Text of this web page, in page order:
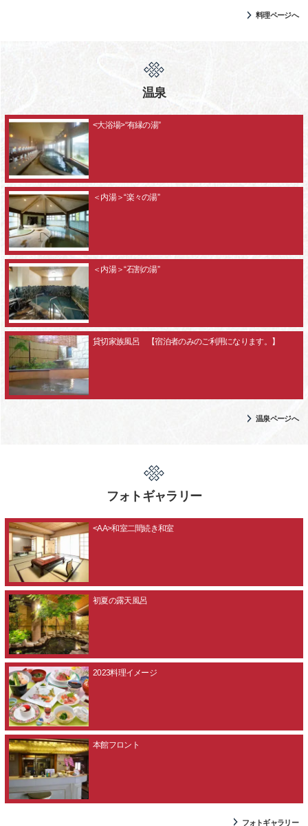
料理ページへ
温泉
<大浴場>“有縁の湯”
＜内湯＞“楽々の湯”
＜内湯＞“石割の湯”
貸切家族風呂 【宿泊者のみのご利用になります。】
温泉ページへ
フォトギャラリー
<AA>和室二間続き和室
初夏の露天風呂
2023料理イメージ
本館フロント
フォトギャラリー